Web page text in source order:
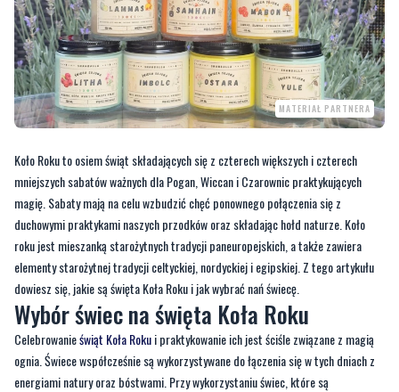
MATERIAŁ PARTNERA
Koło Roku to osiem świąt składających się z czterech większych i czterech
mniejszych sabatów ważnych dla Pogan, Wiccan i Czarownic praktykujących
duchowymi praktykami naszych przodków oraz składając hołd naturze. Koło
roku jest mieszanką starożytnych tradycji paneuropejskich, a także zawiera
elementy starożytnej tradycji celtyckiej, nordyckiej i egipskiej. Z tego artykułu
dowiesz się, jakie są święta Koła Roku i jak wybrać nań świecę.
Wybór świec na święta Koła Roku
Celebrowanieświąt Koła Rokui praktykowanie ich jest ściśle związane z magią
ognia. Świece współcześnie są wykorzystywane do łączenia się w tych dniach z
energiami natury oraz bóstwami. Przy wykorzystaniu świec, które są
tematycznie dopasowane kolorem, ziołami i aromatem do poszczególnych
świąt, można świętować i radować się magią tego czasu. Świece są ważnym
elementem rytuałów w Kole Roku. Zapach, kolor wzmacnia intencję oraz moc